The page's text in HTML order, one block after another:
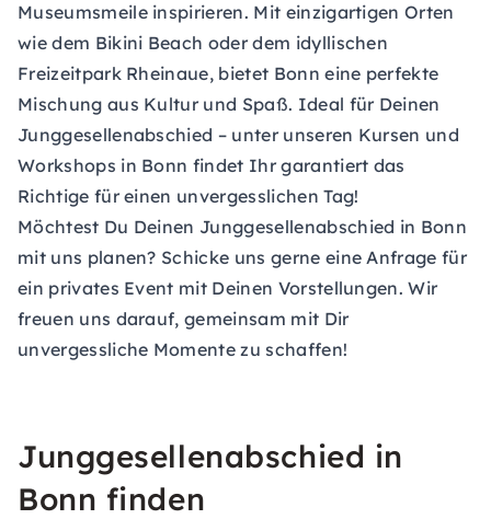
Museumsmeile inspirieren. Mit einzigartigen Orten
wie dem Bikini Beach oder dem idyllischen
Freizeitpark Rheinaue, bietet Bonn eine perfekte
Mischung aus Kultur und Spaß. Ideal für Deinen
Junggesellenabschied – unter unseren Kursen und
Workshops in Bonn findet Ihr garantiert das
Richtige für einen unvergesslichen Tag!
Möchtest Du Deinen Junggesellenabschied in Bonn
mit uns planen? Schicke uns gerne eineAnfrage für
ein privates Event mit Deinen Vorstellungen. Wir
freuen uns darauf, gemeinsam mit Dir
unvergessliche Momente zu schaffen!
Junggesellenabschied in
Bonn finden